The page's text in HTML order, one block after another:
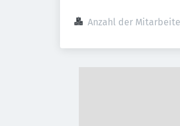
Anzahl der